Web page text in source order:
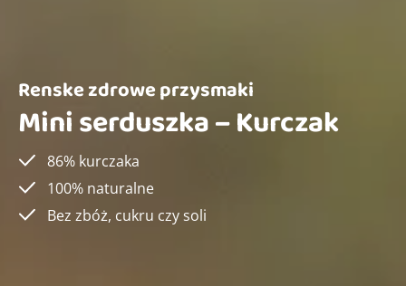
Renske zdrowe przysmaki
Mini serduszka – Kurczak
86% kurczaka
100% naturalne
Bez zbóż, cukru czy soli